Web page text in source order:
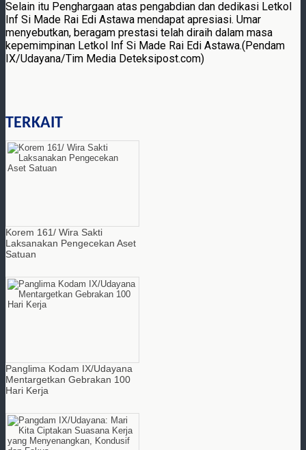
Selain itu Penghargaan atas pengabdian dan dedikasi Letkol
Inf Si Made Rai Edi Astawa mendapat apresiasi. Umar
menyebutkan, beragam prestasi telah diraih dalam masa
kepemimpinan Letkol Inf Si Made Rai Edi Astawa.(Pendam
IX/Udayana/Tim Media Deteksipost.com)
TERKAIT
Korem 161/ Wira Sakti
Laksanakan Pengecekan Aset
Satuan
Panglima Kodam IX/Udayana
Mentargetkan Gebrakan 100
Hari Kerja